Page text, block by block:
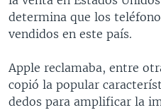
determina que los
vendidos en este país.
Apple reclamaba, entre
copió la popular
dedos para amplificar la